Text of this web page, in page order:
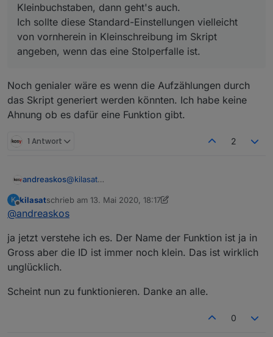
Kleinbuchstaben, dann geht's auch.
Ich sollte diese Standard-Einstellungen vielleicht
von vornherein in Kleinschreibung im Skript
angeben, wenn das eine Stolperfalle ist.
Noch genialer wäre es wenn die Aufzählungen durch
das Skript generiert werden könnten. Ich habe keine
Ahnung ob es dafür eine Funktion gibt.
1 Antwort 2
andreaskos@kilasat
Aufzählungen im Skript ändern auf:
"alarmanlage_aussenhaut" usw. mit
Ich sollte diese Standard-Einstellungen vielleicht
von vornherein in Kleinschreibung im Skript
K
Offline
kilasatschrieb am 13. Mai 2020, 18:17
zuletzt editiert von kilasat
@andreaskos
ja jetzt verstehe ich es. Der Name der Funktion ist ja in
Gross aber die ID ist immer noch klein. Das ist wirklich
unglücklich.
Scheint nun zu funktionieren. Danke an alle.
0